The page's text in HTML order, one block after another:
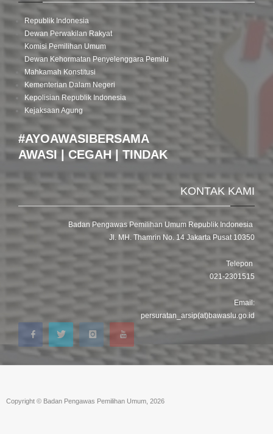
Republik Indonesia
Dewan Perwakilan Rakyat
Komisi Pemilihan Umum
Dewan Kehormatan Penyelenggara Pemilu
Mahkamah Konstitusi
Kementerian Dalam Negeri
Kepolisian Republik Indonesia
Kejaksaan Agung
#AYOAWASIBERSAMA
AWASI | CEGAH | TINDAK
KONTAK KAMI
Badan Pengawas Pemilihan Umum Republik Indonesia
Jl. MH. Thamrin No. 14 Jakarta Pusat 10350
Telepon
021-2301515
Email:
persuratan_arsip(at)bawaslu.go.id
Copyright © Badan Pengawas Pemilihan Umum, 2026